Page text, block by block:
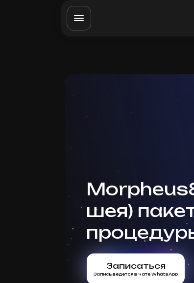
шея)
Записаться
Запись ведется в чате WhatsApp